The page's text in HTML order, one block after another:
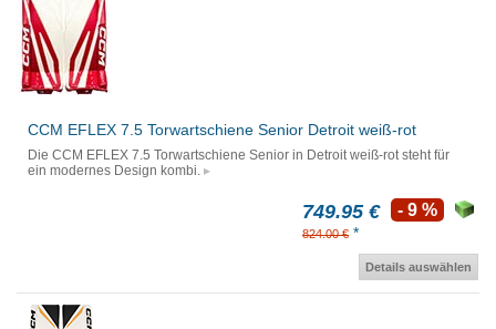
CCM EFLEX 7.5 Torwartschiene Senior Detroit weiß-rot
Die CCM EFLEX 7.5 Torwartschiene Senior in Detroit weiß-rot steht für
ein modernes Design kombi.
749.95 €
824.00 € *
- 9 %
Details auswählen